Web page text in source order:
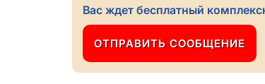
Вас ждет бесплатный